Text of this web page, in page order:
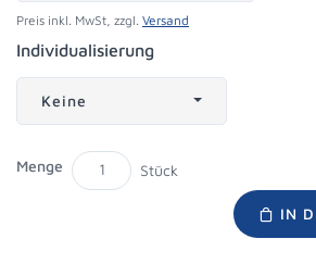
Preis inkl. MwSt, zzgl. Versand
Individualisierung
Keine
Menge Stück
IN